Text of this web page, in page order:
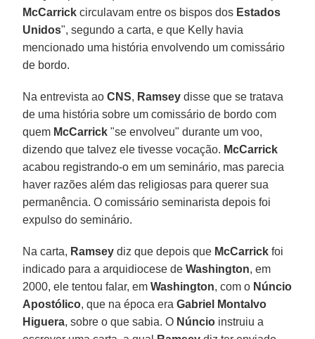
McCarrick circulavam entre os bispos dos Estados
Unidos", segundo a carta, e que Kelly havia
mencionado uma história envolvendo um comissário
de bordo.
Na entrevista aoCNS, Ramsey disse que se tratava
de uma história sobre um comissário de bordo com
quem McCarrick "se envolveu" durante um voo,
dizendo que talvez ele tivesse vocação. McCarrick
acabou registrando-o em um seminário, mas parecia
haver razões além das religiosas para querer sua
permanência. O comissário seminarista depois foi
expulso do seminário.
Na carta, Ramsey diz que depois que McCarrick foi
indicado para a arquidiocese deWashington, em
2000, ele tentou falar, emWashington, com o Núncio
Apostólico, que na época eraGabriel Montalvo
Higuera, sobre o que sabia. O Núncio instruiu a